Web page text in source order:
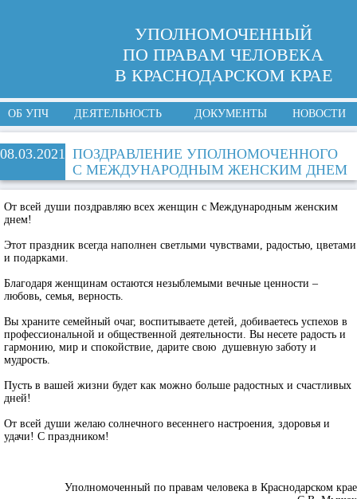
УПОЛНОМОЧЕННЫЙ
ПО ПРАВАМ ЧЕЛОВЕКА
В КРАСНОДАРСКОМ КРАЕ
ОБ УПЧ ДЕЯТЕЛЬНОСТЬ ДОКУМЕНТЫ НОВОСТИ
08.03.2021 ПОЗДРАВЛЕНИЕ УПОЛНОМОЧЕННОГО
С МЕЖДУНАРОДНЫМ ЖЕНСКИМ ДНЕМ
От всей души поздравляю всех женщин с Международным женским
днем!
Этот праздник всегда наполнен светлыми чувствами, радостью, цветами
и подарками.
Благодаря женщинам остаются незыблемыми вечные ценности –
любовь, семья, верность.
Вы храните семейный очаг, воспитываете детей, добиваетесь успехов в
профессиональной и общественной деятельности. Вы несете радость и
гармонию, мир и спокойствие, дарите свою душевную заботу и
мудрость.
Пусть в вашей жизни будет как можно больше радостных и счастливых
дней!
От всей души желаю солнечного весеннего настроения, здоровья и
удачи! С праздником!
Уполномоченный по правам человека в Краснодарском крае